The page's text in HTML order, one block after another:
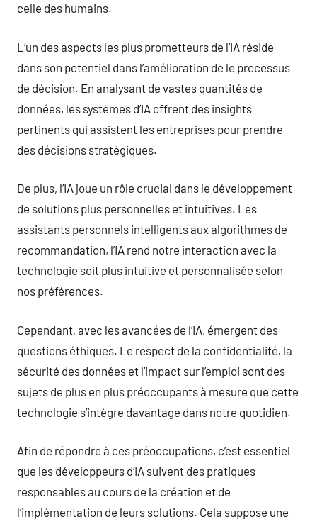
celle des humains.
L’un des aspects les plus prometteurs de l’IA réside
dans son potentiel dans l’amélioration de le processus
de décision. En analysant de vastes quantités de
données, les systèmes d’IA offrent des insights
pertinents qui assistent les entreprises pour prendre
des décisions stratégiques.
De plus, l’IA joue un rôle crucial dans le développement
de solutions plus personnelles et intuitives. Les
assistants personnels intelligents aux algorithmes de
recommandation, l’IA rend notre interaction avec la
technologie soit plus intuitive et personnalisée selon
nos préférences.
Cependant, avec les avancées de l’IA, émergent des
questions éthiques. Le respect de la confidentialité, la
sécurité des données et l’impact sur l’emploi sont des
sujets de plus en plus préoccupants à mesure que cette
technologie s’intègre davantage dans notre quotidien.
Afin de répondre à ces préoccupations, c’est essentiel
que les développeurs d’IA suivent des pratiques
responsables au cours de la création et de
l’implémentation de leurs solutions. Cela suppose une